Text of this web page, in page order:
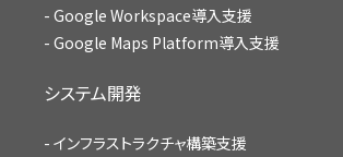
Google Workspace導入支援
Google Maps Platform導入支援
システム開発
インフラストラクチャ構築支援